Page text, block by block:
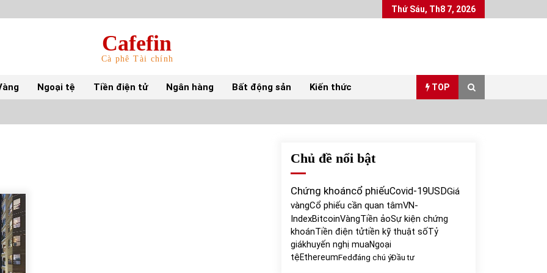
Thứ Sáu, Th8 7, 2026
Cafefin
Cà phê Tài chính
Ngoại tệ Tiền điện tử Ngân hàng Bất động sản Kiến thức TOP
Top 10 mặt hàng Việt Nam xuất khẩu nhiều
nhất tháng 5/2022
Bất ổn từ các cuộc đấu giá đất ở Thanh Hoá
31/05/2022
Chủ đề nổi bật
Chứng khoáncổ phiếuCovid-19USDGiá
vàngCổ phiếu cần quan tâmVN-
IndexBitcoinVàngTiền ảoSự kiện chứng
khoánTiền điện tửtiền kỹ thuật sốTỷ
giákhuyến nghị muaNgoại
tệEthereumFedđáng chú ýĐầu tư